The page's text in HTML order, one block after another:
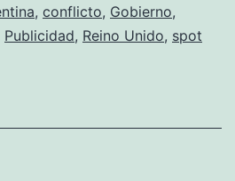
, conflicto, Gobierno,
Publicidad, Reino Unido, spot